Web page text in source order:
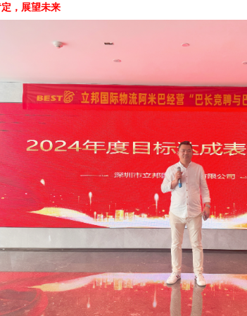
，展望未来